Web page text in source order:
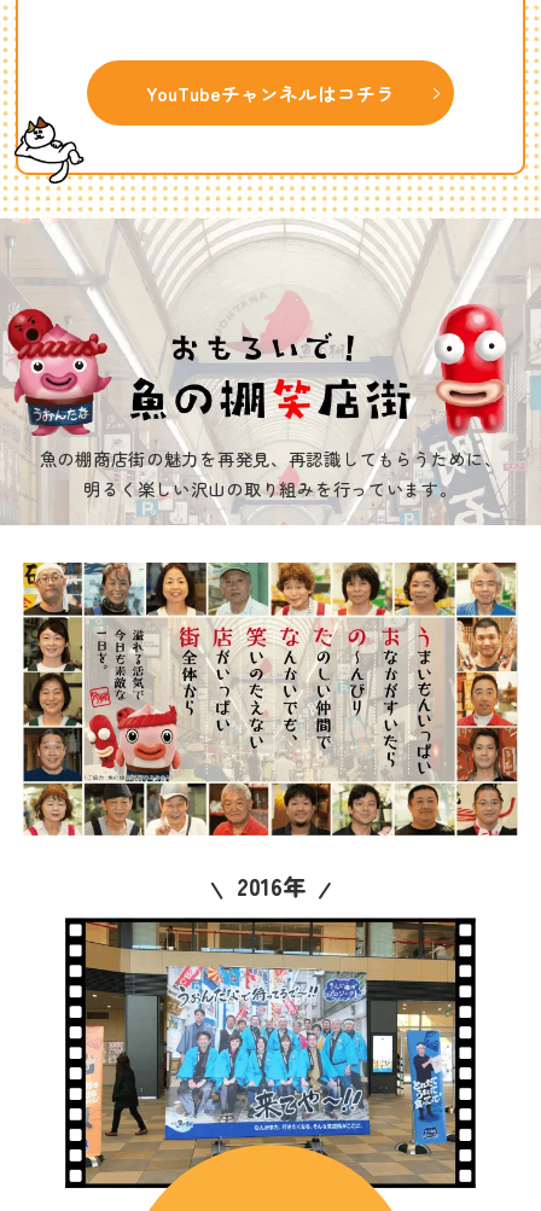
YouTubeチャンネルはコチラ
魚の棚商店街の魅力を再発見、再認識してもらうために、
明るく楽しい沢山の取り組みを行っています。
2016年